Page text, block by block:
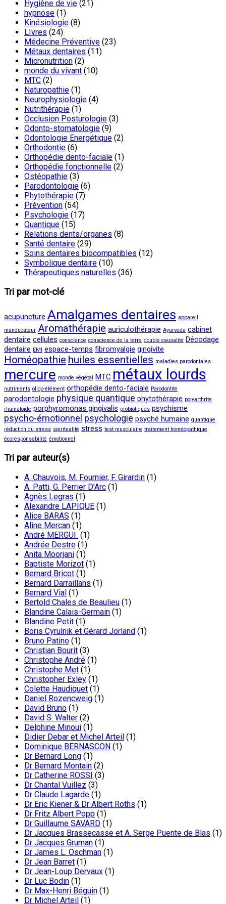
Hygiène de vie (21)
hypnose (1)
Kinésiologie (8)
LIvres (24)
Médecine Préventive (23)
Métaux dentaires (11)
Micronutrition (2)
monde du vivant (10)
MTC (2)
Naturopathie (1)
Neurophysiologie (4)
Nutrithérapie (1)
Occlusion Posturologie (3)
Odonto-stomatologie (9)
Odontologie Energétique (2)
Orthodontie (6)
Orthopédie dento-faciale (1)
Orthopédie fonctionnelle (2)
Ostéopathie (3)
Parodontologie (6)
Phytothérapie (7)
Prévention (54)
Psychologie (17)
Quantique (15)
Relations dents/organes (8)
Santé dentaire (29)
Soins dentaires biocompatibles (12)
Symbolique dentaire (10)
Thérapeutiques naturelles (36)
Tri par mot-clé
acupuncture Amalgames dentaires appareil
manducateur Aromathérapie auriculothérapie Ayurveda cabinet
dentaire cellules conscience conscience de la terre double causalité Décodage
dentaire EMI espace-temps fibromyalgie gingivite
Homéopathie huiles essentielles maladies parodontales
mercure monde végétal MTC métaux lourds
nutriments oligo-élément orthopédie dento-faciale Parodontite
parodontologie physique quantique phytothérapie polyarthrite
rhumatoïde porphyromonas gingivalis probiotiques psychisme
psycho-émotionnel psychologie psyché humaine quantique
réduction du stress spiritualité stress test musculaire traitement homéopathique
écoresponsabilité émotionnel
Tri par auteur(s)
A. Chauvois, M. Fournier, F. Girardin (1)
A. Patti, G. Perrier D’Arc (1)
Agnès Legras (1)
Alexandre LAPIQUE (1)
Alice BARAS (1)
Aline Mercan (1)
André MERGUI
(1)
Andrée Destre (1)
Anita Moorjani (1)
Baptiste Morizot (1)
Bernard Bricot (1)
Bernard Darraillans (1)
Bernard Vial (1)
Bertold Chales de Beaulieu (1)
Blandine Calais-Germain (1)
Blandine Petit (1)
Boris Cyrulnik et Gérard Jorland (1)
Bruno Patino (1)
Christian Bourit (3)
Christophe André (1)
Christophe Met (1)
Christopher Exley (1)
Colette Haudiquet (1)
Daniel Rozencweig (1)
David Bruno (1)
David S. Walter (2)
Delphine Minoui (1)
Didier Debar et Michel Arteil (1)
Dominique BERNASCON (1)
Dr Bernard Long (1)
Dr Bernard Montain (2)
Dr Catherine ROSSI (3)
Dr Chantal Vuillez (3)
Dr Claude Lagarde (1)
Dr Eric Kiener & Dr Albert Roths (1)
Dr Fritz Albert Popp (1)
Dr Guillaume SAVARD (1)
Dr Jacques Brassecasse et A. Serge Puente de Blas (1)
Dr Jacques Gruman (1)
Dr James L. Oschman (1)
Dr Jean Barret (1)
Dr Jean-Loup Dervaux (1)
Dr Luc Bodin (1)
Dr Max-Henri Béguin (1)
Dr Michel Arteil (1)